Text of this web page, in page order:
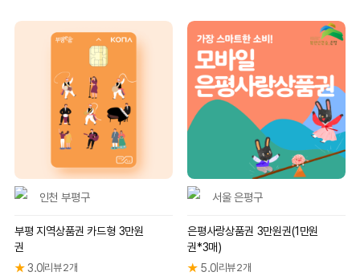
인천 부평구
부평 지역상품권 카드형 3만원
권
★3.0 리뷰 2개
서울 은평구
은평사랑상품권 3만원권(1만원
권*3매)
★ 5.0 리뷰 2개